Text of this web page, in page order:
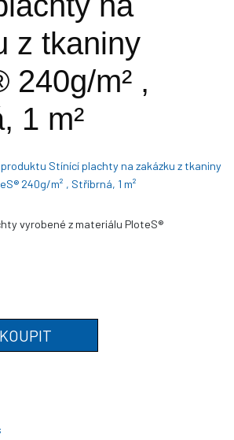
z tkaniny
240g/m² ,
1 m²
vyrobené z materiálu PloteS®
KOUPIT